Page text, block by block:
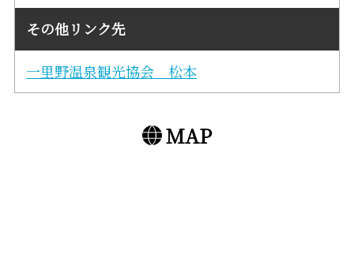
その他リンク先
一里野温泉観光協会 松本
MAP